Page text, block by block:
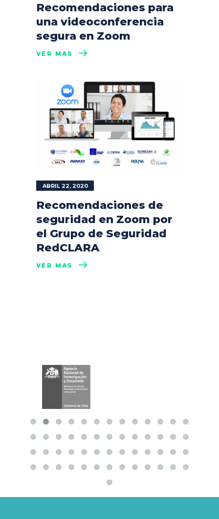
Recomendaciones para
una videoconferencia
segura en Zoom
VER MÁS
ABRIL 22, 2020
Recomendaciones de
seguridad en Zoom por
el Grupo de Seguridad
RedCLARA
VER MÁS